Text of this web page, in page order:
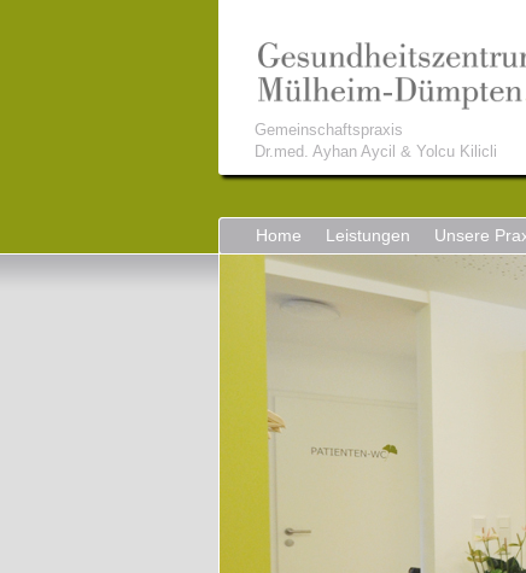
Gemeinschaftspraxis
Dr.med. Ayhan Aycil & Yolcu Kilicli
Home Leistungen Unsere